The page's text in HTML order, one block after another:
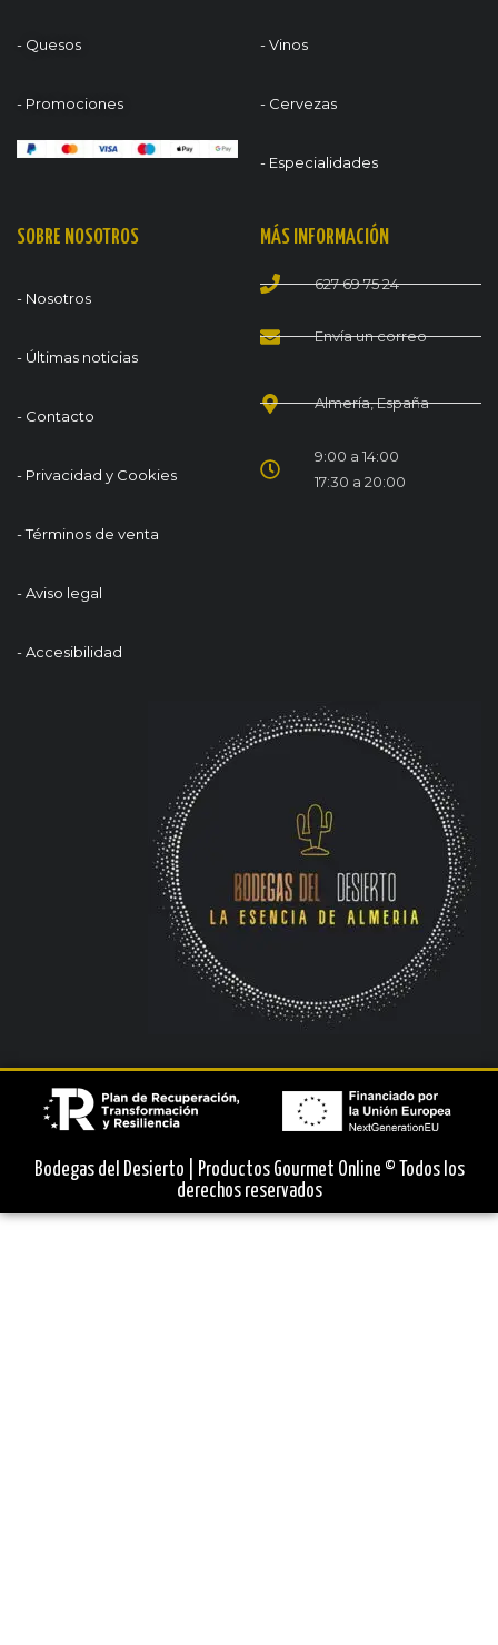
- Quesos
- Promociones
- Vinos
- Cervezas
- Especialidades
SOBRE NOSOTROS
- Nosotros
- Últimas noticias
- Contacto
- Privacidad y Cookies
- Términos de venta
- Aviso legal
- Accesibilidad
MÁS INFORMACIÓN
627 69 75 24
Envía un correo
Almería, España
9:00 a 14:00
17:30 a 20:00
Bodegas del Desierto | Productos Gourmet Online © Todos los
derechos reservados